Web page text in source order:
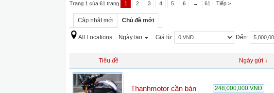
Trang 1 của 61 trang 1 2 3 4 5 6 → 61 Tiếp >
Cập nhật mới Chủ đề mới
All Locations Ngày tạo Giá từ: Đến:
Tiêu đề Ngày gửi ↓
248,000,000 VNĐ
Thanhmotor cần bán